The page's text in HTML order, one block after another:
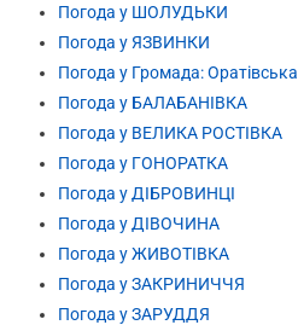
Погода у ШОЛУДЬКИ
Погода у ЯЗВИНКИ
Погода у Громада: Оратівська
Погода у БАЛАБАНІВКА
Погода у ВЕЛИКА РОСТІВКА
Погода у ГОНОРАТКА
Погода у ДІБРОВИНЦІ
Погода у ДІВОЧИНА
Погода у ЖИВОТІВКА
Погода у ЗАКРИНИЧЧЯ
Погода у ЗАРУДДЯ